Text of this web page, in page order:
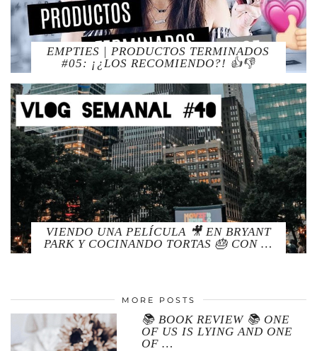
EMPTIES | PRODUCTOS TERMINADOS
#05: ¡¿LOS RECOMIENDO?! 👍👎
VIENDO UNA PELÍCULA 🎥 EN BRYANT
PARK Y COCINANDO TORTAS 🎂 CON …
MORE POSTS
📚 BOOK REVIEW 📚 ONE
OF US IS LYING AND ONE
OF …